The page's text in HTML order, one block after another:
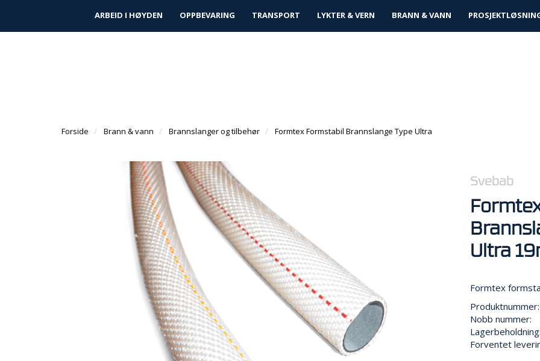
Finn forhandler| Kundeservice| Prosjektløsninger
ARBEID I HØYDEN OPPBEVARING TRANSPORT LYKTER & VERN BRANN & VANN
Forside Brann & vann Brannslanger og tilbehør Formtex Formstabil Brannslange Type Ultra
Svebab
Ultra
Formtex
Produktnummer:
Nobb nummer:
Lagerbeholdning:
Forventet